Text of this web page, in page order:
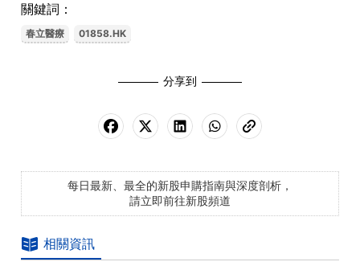
關鍵詞：
春立醫療 01858.HK
分享到
每日最新、最全的新股申購指南與深度剖析，
請立即前往新股頻道
相關資訊